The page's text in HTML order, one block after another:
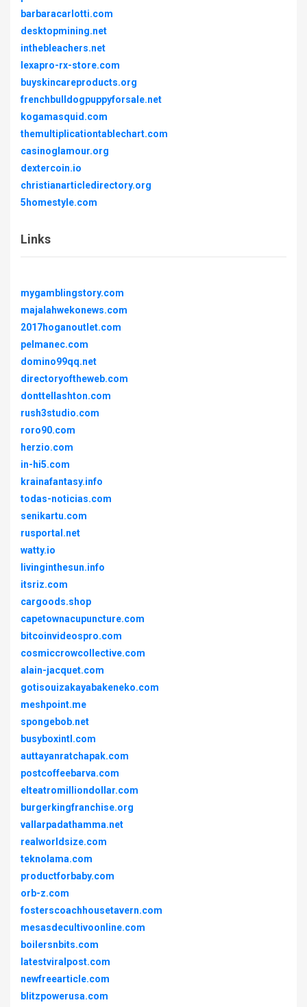
barbaracarlotti.com
desktopmining.net
inthebleachers.net
lexapro-rx-store.com
buyskincareproducts.org
frenchbulldogpuppyforsale.net
kogamasquid.com
themultiplicationtablechart.com
casinoglamour.org
dextercoin.io
christianarticledirectory.org
5homestyle.com
Links
mygamblingstory.com
majalahwekonews.com
2017hoganoutlet.com
pelmanec.com
domino99qq.net
directoryoftheweb.com
donttellashton.com
rush3studio.com
roro90.com
herzio.com
in-hi5.com
krainafantasy.info
todas-noticias.com
senikartu.com
rusportal.net
watty.io
livinginthesun.info
itsriz.com
cargoods.shop
capetownacupuncture.com
bitcoinvideospro.com
cosmiccrowcollective.com
alain-jacquet.com
gotisouizakayabakeneko.com
meshpoint.me
spongebob.net
busyboxintl.com
auttayanratchapak.com
postcoffeebarva.com
elteatromilliondollar.com
burgerkingfranchise.org
vallarpadathamma.net
realworldsize.com
teknolama.com
productforbaby.com
orb-z.com
fosterscoachhousetavern.com
mesasdecultivoonline.com
boilersnbits.com
latestviralpost.com
newfreearticle.com
blitzpowerusa.com